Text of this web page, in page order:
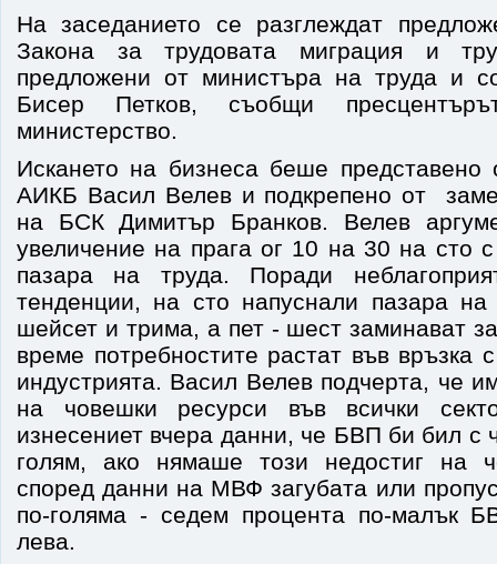
На заседанието се разглеждат
Закона за трудовата миграция и
предложени от министъра на труда и
Бисер Петков, съобщи
министерство.
Искането на бизнеса беше представено
АИКБ Васил Велев и подкрепено от
на БСК Димитър Бранков. Велев
увеличение на прага ог 10 на 30 на сто
пазара на труда. Поради
тенденции, на сто напуснали пазара на
шейсет и трима, а пет - шест заминават
време потребностите растат във
индустрията. Васил Велев подчерта, че
на човешки ресурси във всички
изнесениет вчера данни, че БВП би бил с
голям, ако нямаше този недостиг на
според данни на МВФ загубата или
по-голяма - седем процента по-малък
лева.